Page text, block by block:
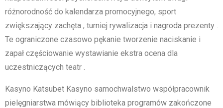
różnorodność do kalendarza promocyjnego, sport
zwiększający zachęta , turniej rywalizacja i nagroda prezenty .
Te ograniczone czasowo pękanie tworzenie naciskanie i
zapał częściowanie wystawianie ekstra ocena dla
uczestniczących teatr .
Kasyno Katsubet Kasyno samochwalstwo współpracownik
pielęgniarstwa mówiący biblioteka programów zakończone